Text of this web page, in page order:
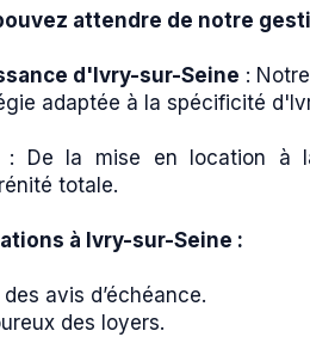
attendre de notre
d'Ivry-sur-Seine :
adaptée à la spécificité
: De la mise en location à
totale.
à Ivry-sur-Seine :
avis d’échéance.
des loyers.